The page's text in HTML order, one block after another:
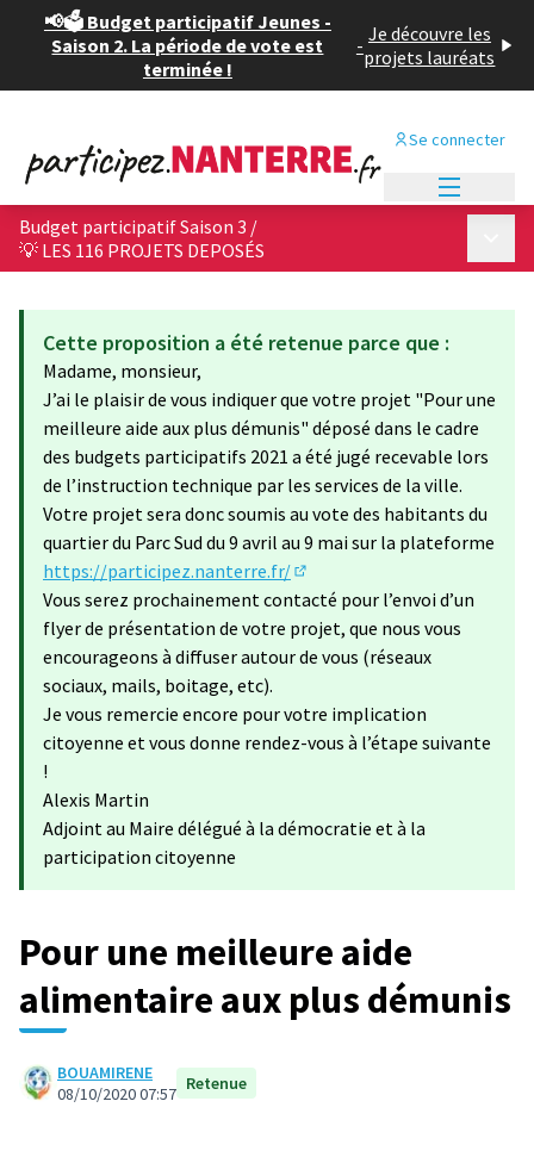
📢🗳️ Budget participatif Jeunes -
Saison 2. La période de vote est
terminée !
- Je découvre les
projets lauréats
Se connecter
Budget participatif Saison 3 /
💡 LES 116 PROJETS DEPOSÉS
Cette proposition a été retenue parce que :
Madame, monsieur,
J’ai le plaisir de vous indiquer que votre projet "Pour une
meilleure aide aux plus démunis" déposé dans le cadre
des budgets participatifs 2021 a été jugé recevable lors
de l’instruction technique par les services de la ville.
Votre projet sera donc soumis au vote des habitants du
quartier du Parc Sud du 9 avril au 9 mai sur la plateforme
https://participez.nanterre.fr/
(S'ouvre dans un nouvel
Vous serez prochainement contacté pour l’envoi d’un
flyer de présentation de votre projet, que nous vous
encourageons à diffuser autour de vous (réseaux
sociaux, mails, boitage, etc).
Je vous remercie encore pour votre implication
citoyenne et vous donne rendez-vous à l’étape suivante
!
Alexis Martin
Adjoint au Maire délégué à la démocratie et à la
participation citoyenne
Pour une meilleure aide
alimentaire aux plus démunis
BOUAMIRENE
08/10/2020 07:57 Retenue